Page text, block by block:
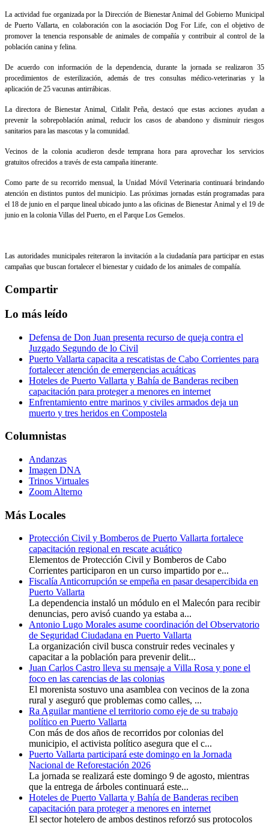
La actividad fue organizada por la Dirección de Bienestar Animal del Gobierno Municipal
de Puerto Vallarta, en colaboración con la asociación Dog For Life, con el objetivo de
promover la tenencia responsable de animales de compañía y contribuir al control de la
población canina y felina.
De acuerdo con información de la dependencia, durante la jornada se realizaron 35
procedimientos de esterilización, además de tres consultas médico-veterinarias y la
aplicación de 25 vacunas antirrábicas.
La directora de Bienestar Animal, Citlalit Peña, destacó que estas acciones ayudan a
prevenir la sobrepoblación animal, reducir los casos de abandono y disminuir riesgos
sanitarios para las mascotas y la comunidad.
Vecinos de la colonia acudieron desde temprana hora para aprovechar los servicios
gratuitos ofrecidos a través de esta campaña itinerante.
Como parte de su recorrido mensual, la Unidad Móvil Veterinaria continuará brindando
atención en distintos puntos del municipio. Las próximas jornadas están programadas para
el 18 de junio en el parque lineal ubicado junto a las oficinas de Bienestar Animal y el 19 de
junio en la colonia Villas del Puerto, en el Parque Los Gemelos.
Las autoridades municipales reiteraron la invitación a la ciudadanía para participar en estas
campañas que buscan fortalecer el bienestar y cuidado de los animales de compañía.
Compartir
Lo más leído
Defensa de Don Juan presenta recurso de queja contra el
Juzgado Segundo de lo Civil
Puerto Vallarta capacita a rescatistas de Cabo Corrientes para
fortalecer atención de emergencias acuáticas
Hoteles de Puerto Vallarta y Bahía de Banderas reciben
capacitación para proteger a menores en internet
Enfrentamiento entre marinos y civiles armados deja un
muerto y tres heridos en Compostela
Columnistas
Andanzas
Imagen DNA
Trinos Virtuales
Zoom Alterno
Más Locales
Protección Civil y Bomberos de Puerto Vallarta fortalece
capacitación regional en rescate acuático
Elementos de Protección Civil y Bomberos de Cabo
Corrientes participaron en un curso impartido por e...
Fiscalía Anticorrupción se empeña en pasar desapercibida en
Puerto Vallarta
La dependencia instaló un módulo en el Malecón para recibir
denuncias, pero avisó cuando ya estaba a...
Antonio Lugo Morales asume coordinación del Observatorio
de Seguridad Ciudadana en Puerto Vallarta
La organización civil busca construir redes vecinales y
capacitar a la población para prevenir delit...
Juan Carlos Castro lleva su mensaje a Villa Rosa y pone el
foco en las carencias de las colonias
El morenista sostuvo una asamblea con vecinos de la zona
rural y aseguró que problemas como calles, ...
Ra Aguilar mantiene el territorio como eje de su trabajo
político en Puerto Vallarta
Con más de dos años de recorridos por colonias del
municipio, el activista político asegura que el c...
Puerto Vallarta participará este domingo en la Jornada
Nacional de Reforestación 2026
La jornada se realizará este domingo 9 de agosto, mientras
que la entrega de árboles continuará este...
Hoteles de Puerto Vallarta y Bahía de Banderas reciben
capacitación para proteger a menores en internet
El sector hotelero de ambos destinos reforzó sus protocolos